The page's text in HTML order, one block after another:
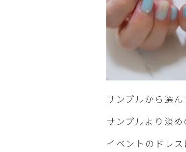
サンプルから選
サンプルより淡
イベントのドレ